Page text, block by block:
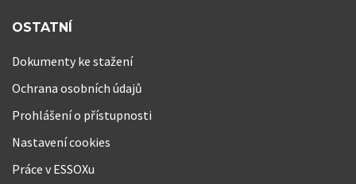
OSTATNÍ
Dokumenty ke stažení
Ochrana osobních údajů
Prohlášení o přístupnosti
Nastavení cookies
Práce v ESSOXu